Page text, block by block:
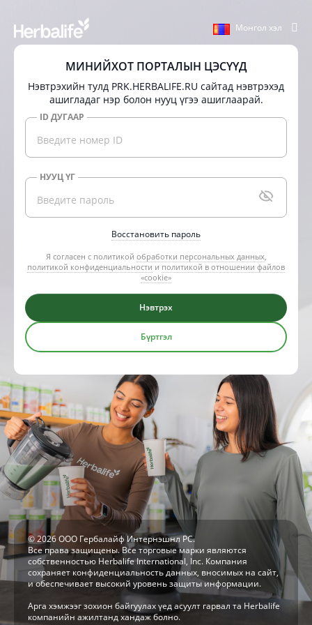
Монгол хэл
МИНИЙХОТ ПОРТАЛЫН ЦЭСҮҮД
Нэвтрэхийн тулд PRK.HERBALIFE.RU сайтад нэвтрэхэд
ашигладаг нэр болон нууц үгээ ашиглаарай.
ID ДУГААР
НУУЦ ҮГ
Восстановить пароль
Я согласен с политикой обработки персональных данных,
политикой конфиденциальности и политикой в отношении файлов
«cookie»
Бүртгэл
© 2026 ООО Гербалайф Интернэшнл РС.
Все права защищены. Все торговые марки являются
собственностью Herbalife International, Inc. Компания
сохраняет конфиденциальность данных, вносимых на сайт,
и обеспечивает высокий уровень защиты информации.
Арга хэмжээг зохион байгуулах үед асуулт гарвал та Herbalife
компанийн ажилтанд хандаж болно.